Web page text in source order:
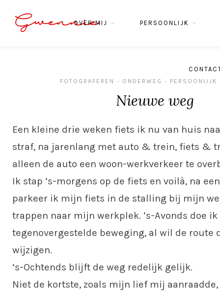
Gwennie
OVER MIJ PERSOONLIJK
FOTOGRAFEREN • ONDERWEG • PERSOONLIJK
Nieuwe weg
Een kleine drie weken fiets ik nu van huis
straf, na jarenlang met auto & trein, fiets &
alleen de auto een woon-werkverkeer te
Ik stap ‘s-morgens op de fiets en voilà, na
parkeer ik mijn fiets in de stalling bij mijn
trappen naar mijn werkplek. ‘s-Avonds doe ik
tegenovergestelde beweging, al wil de route
wijzigen.
‘s-Ochtends blijft de weg redelijk gelijk.
Niet de kortste, zoals mijn lief mij aanraadde,